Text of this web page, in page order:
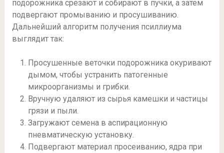
подорожника срезают и собирают в пучки, а затем
подвергают промыванию и просушиванию.
Дальнейший алгоритм получения псиллиума
выглядит так:
Просушенные веточки подорожника окуривают
дымом, чтобы устранить патогенные
микроорганизмы и грибки.
Вручную удаляют из сырья камешки и частицы
грязи и пыли.
Загружают семена в аспирационную
пневматическую установку.
Подвергают материал просеиванию, ядра при